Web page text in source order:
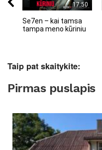
17:50
Se7en – kai tamsa
tampa meno kūriniu
Taip pat skaitykite:
Pirmas puslapis